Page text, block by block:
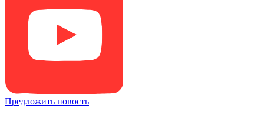
Предложить новость